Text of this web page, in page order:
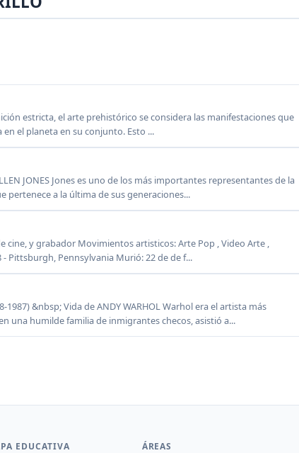
estricta, el arte prehistórico se considera las manifestaciones que
el planeta en su conjunto. Esto ...
JONES Jones es uno de los más importantes representantes de la
pertenece a la última de sus generaciones...
y grabador Movimientos artisticos: Arte Pop , Video Arte ,
Pittsburgh, Pennsylvania Murió: 22 de de f...
&nbsp; Vida de ANDY WARHOL Warhol era el artista más
una humilde familia de inmigrantes checos, asistió a...
EDUCATIVA ÁREAS